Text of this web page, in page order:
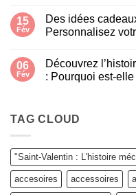
On
offre
quoi…
qui
gazouille
?
15
Fév
Des idées
Personnalisez
sur
Des
idées
les
Mamies
votre
Box
sur
Allo
Maman
06
Fév
Découvrez
: Pourquoi est-
Découvrez
l’histoire
la
Saint-
Valentin
:
Pourquoi
TAG CLOUD
"Saint-Valentin : L'histoire
accesoires accessoires